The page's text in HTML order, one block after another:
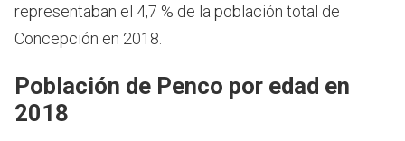
representaban el 4,7 % de la población total de
Concepción en 2018.
Población de Penco por edad en
2018